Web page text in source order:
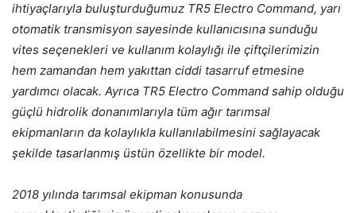
ihtiyaçlarıyla buluşturduğumuz TR5 Electro Command, yarı
otomatik transmisyon sayesinde kullanıcısına sunduğu
vites seçenekleri ve kullanım kolaylığı ile çiftçilerimizin
hem zamandan hem yakıttan ciddi tasarruf etmesine
yardımcı olacak. Ayrıca TR5 Electro Command sahip olduğu
güçlü hidrolik donanımlarıyla tüm ağır tarımsal
ekipmanların da kolaylıkla kullanılabilmesini sağlayacak
şekilde tasarlanmış üstün özellikte bir model.
2018 yılında tarımsal ekipman konusunda